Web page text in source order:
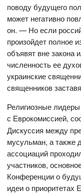
поводу будущего
может негативно
он. — Но если
произойдет полное
объявят вне закона
численность ее
украинские
священников
Религиозные
с Еврокомиссией,
Дискуссия между
мусульман, а также
ассоциаций
участников,
Конференции о
идеи о